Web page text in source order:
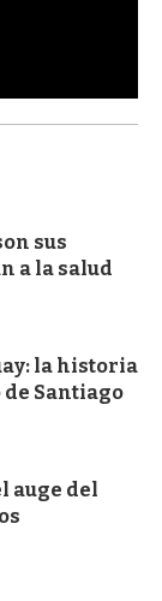
sus
a la salud
la historia
Santiago
auge del